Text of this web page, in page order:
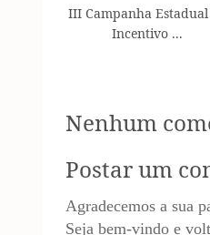
III Campanha
Incentivo ...
Nenhum
Postar um
Agradecemos a sua
Seja bem-vindo e